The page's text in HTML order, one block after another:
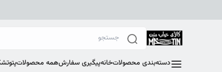
دسته‌بندی محصولاتخانهپیگیری سفارشهمه محصولاتپتو